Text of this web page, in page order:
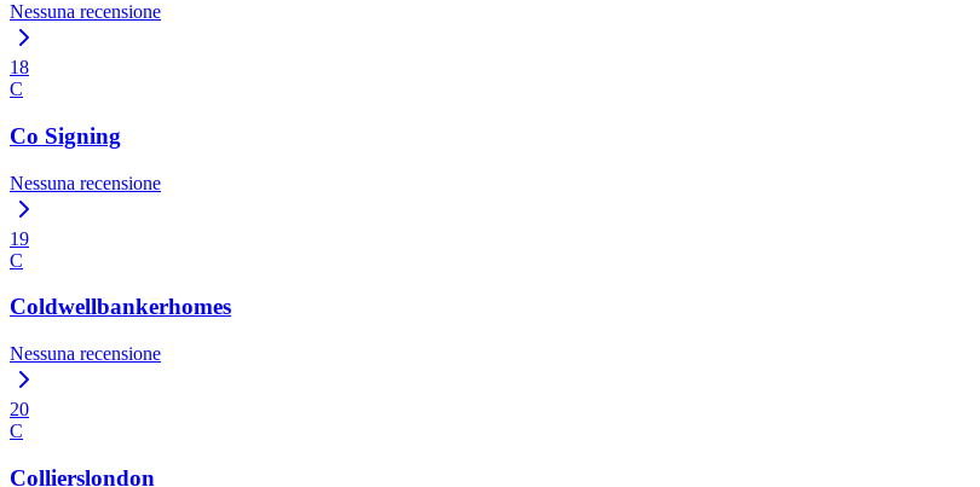
Nessuna recensione
18
C
Co Signing
Nessuna recensione
19
C
Coldwellbankerhomes
Nessuna recensione
20
C
Collierslondon